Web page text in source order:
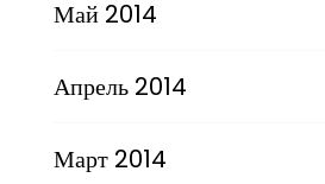
Май 2014
Апрель 2014
Март 2014